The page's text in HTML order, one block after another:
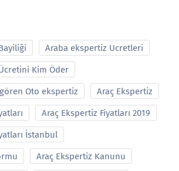
Araba ekspertiz Ucretleri
Kim Öder
Oto ekspertiz Araç Ekspertiz
Araç Ekspertiz Fiyatları 2019
İstanbul
Araç Ekspertiz Kanunu